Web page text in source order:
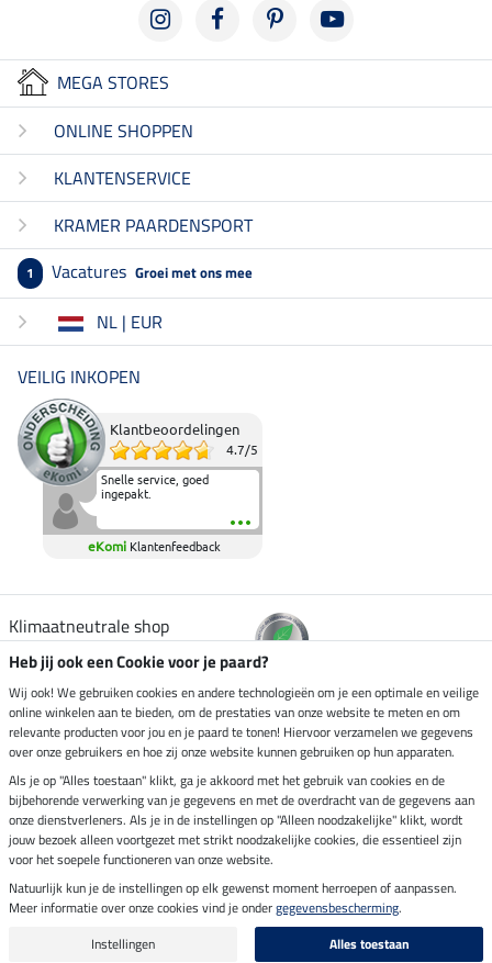
MEGA STORES
ONLINE SHOPPEN
KLANTENSERVICE
KRAMER PAARDENSPORT
1 Vacatures Groei met ons mee
NL | EUR
VEILIG INKOPEN
Klantbeoordelingen
4.7/5
Snelle service, goed
ingepakt.
eKomi Klantenfeedback
Klimaatneutrale shop
Verzending per
Veilig betalen met
Impressum
Laatste update op 10.08.2026 om 06:55 uur
Alle prijzen in euro's, incl. BTW, excl. verzendkosten.
Heb jij ook een Cookie voor je paard?
Wij ook! We gebruiken cookies en andere technologieën om je een optimale en veilige
online winkelen aan te bieden, om de prestaties van onze website te meten en om
relevante producten voor jou en je paard te tonen! Hiervoor verzamelen we gegevens
over onze gebruikers en hoe zij onze website kunnen gebruiken op hun apparaten.
Als je op "Alles toestaan" klikt, ga je akkoord met het gebruik van cookies en de
bijbehorende verwerking van je gegevens en met de overdracht van de gegevens aan
onze dienstverleners. Als je in de instellingen op "Alleen noodzakelijke" klikt, wordt
jouw bezoek alleen voortgezet met strikt noodzakelijke cookies, die essentieel zijn
voor het soepele functioneren van onze website.
Natuurlijk kun je de instellingen op elk gewenst moment herroepen of aanpassen.
Meer informatie over onze cookies vind je ondergegevensbescherming.
Instellingen
Alles toestaan